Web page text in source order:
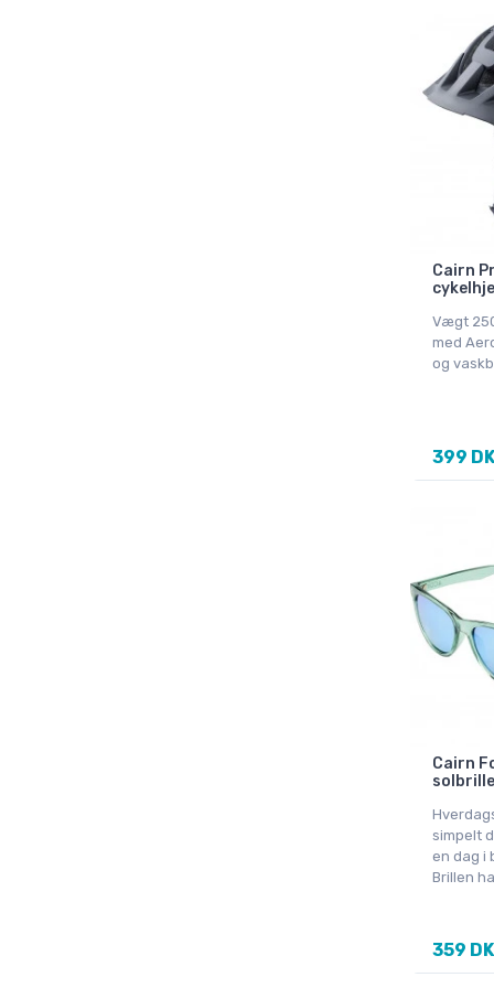
Cairn
Vægt
med
og
399
Cairn
simpelt
en dag i
Brillen
359